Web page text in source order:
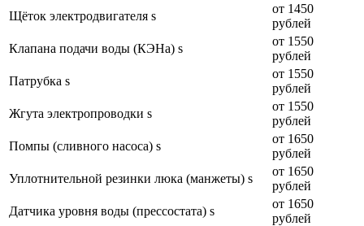
Щёток электродвигателя s
от 1450
рублей
Клапана подачи воды (КЭНа) s
от 1550
рублей
Патрубка s
от 1550
рублей
Жгута электропроводки s
от 1550
рублей
Помпы (сливного насоса) s
от 1650
рублей
Уплотнительной резинки люка (манжеты) s
от 1650
рублей
Датчика уровня воды (прессостата) s
от 1650
рублей